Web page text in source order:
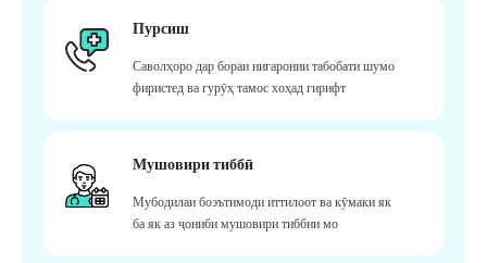
Пурсиш
Саволҳоро дар бораи нигаронии табобати шумо
фиристед ва гурӯҳ тамос хоҳад гирифт
Мушовири тиббӣ
Мубодилаи боэътимоди иттилоот ва кӯмаки як
ба як аз ҷониби мушовири тиббии мо